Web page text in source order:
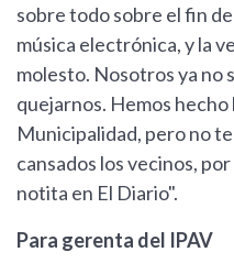
sobre todo sobre el fin
música electrónica, y la
molesto. Nosotros ya no
quejarnos. Hemos hecho
Municipalidad, pero no
cansados los vecinos,
notita en El Diario".
Para gerenta del IPAV